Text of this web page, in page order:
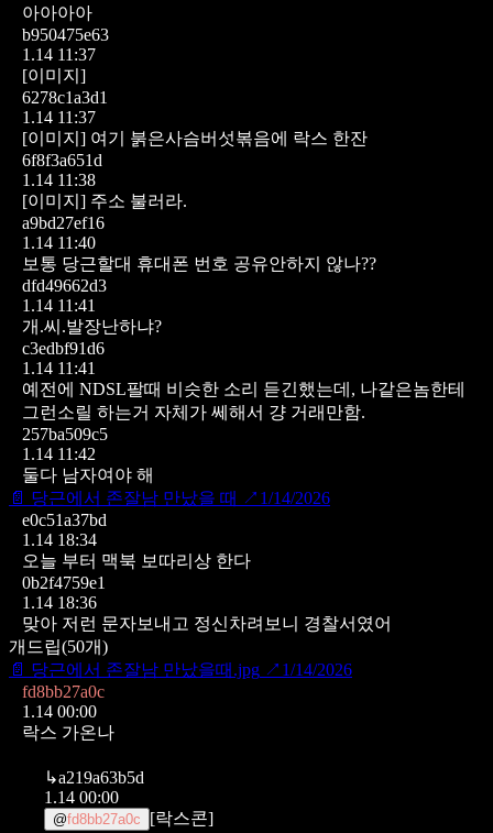
아아아아
b950475e63
1.14 11:37
[이미지]
6278c1a3d1
1.14 11:37
[이미지] 여기 붉은사슴버섯볶음에 락스 한잔
6f8f3a651d
1.14 11:38
[이미지] 주소 불러라.
a9bd27ef16
1.14 11:40
보통 당근할대 휴대폰 번호 공유안하지 않나??
dfd49662d3
1.14 11:41
개.씨.발장난하냐?
c3edbf91d6
1.14 11:41
예전에 NDSL팔때 비슷한 소리 듣긴했는데, 나같은놈한테
그런소릴 하는거 자체가 쎄해서 걍 거래만함.
257ba509c5
1.14 11:42
둘다 남자여야 해
📄 당근에서 존잘남 만났을 때 ↗ 1/14/2026
e0c51a37bd
1.14 18:34
오늘 부터 맥북 보따리상 한다
0b2f4759e1
1.14 18:36
맞아 저런 문자보내고 정신차려보니 경찰서였어
개드립(50개)
📄 당근에서 존잘남 만났을때.jpg ↗ 1/14/2026
fd8bb27a0c
1.14 00:00
락스 가온나
↳a219a63b5d
1.14 00:00
@fd8bb27a0c [락스콘]